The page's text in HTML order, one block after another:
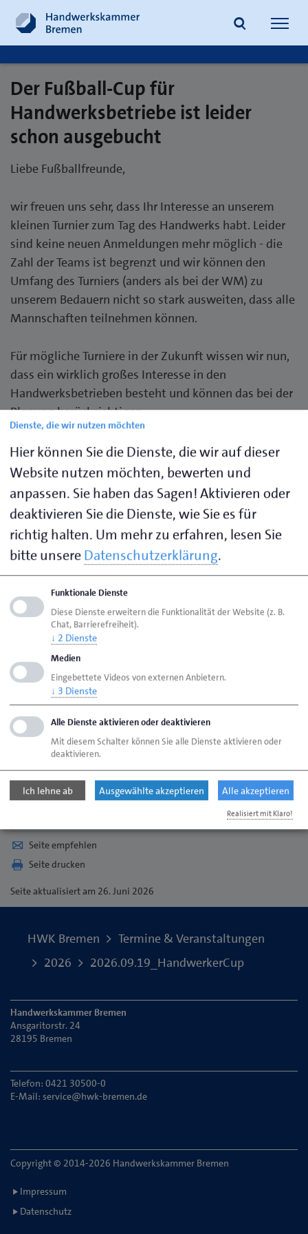
Der Fußball-Cup für
Handwerksbetriebe ist leider
schon ausgebucht
Liebe Fußballfreunde,
wir freuen uns sehr, dass Ihr Interesse an unserem
kleinen Turnier zum Tag des Handwerks habt. Leider
sind keine neuen Anmeldungen mehr möglich - die
Zahl der Teams ist begrenzt und wir können den
Umfang des Turniers (anders als bei der WM) zu
unserem Bedauern nicht so stark ausweiten, dass alle
Mannschaften teilnehmen können.
Für mögliche Turniere in der Zukunft wissen wir nun,
dass ein wirklich großes Interesse in den
Handwerksbetrieben besteht und können das bei der
Planung berücksichtigen.
Wir würden uns freuen, zu einem späteren Zeitpunkt
mit euch den Fußball zu feiern.
Seite empfehlen
Seite drucken
Seiteaktualisiert am 26. Juni 2026
HWK Bremen
Termine & Veranstaltungen
2026
2026.09.19_HandwerkerCup
Handwerkskammer Bremen
Ansgaritorstr. 24
28195 Bremen
Telefon: 0421 30500-0
E-Mail: service@hwk-bremen.de
Copyright © 2014-2026 Handwerkskammer Bremen
Impressum
Datenschutz
Dienste, die wir nutzen möchten
Hier können Sie die Dienste, die wir auf dieser
Website nutzen möchten, bewerten und
anpassen. Sie haben das Sagen! Aktivieren oder
deaktivieren Sie die Dienste, wie Sie es für
richtig halten. Um mehr zu erfahren, lesen Sie
bitte unsereDatenschutzerklärung.
Funktionale Dienste
Diese Dienste erweitern die Funktionalität der Website (z. B.
Chat, Barrierefreiheit).
↓ 2 Dienste
Medien
Eingebettete Videos von externen Anbietern.
↓ 3 Dienste
Alle Dienste aktivieren oder deaktivieren
Mit diesem Schalter können Sie alle Dienste aktivieren oder
deaktivieren.
Ich lehne ab Ausgewählte akzeptieren Alle akzeptieren
Realisiert mit Klaro!